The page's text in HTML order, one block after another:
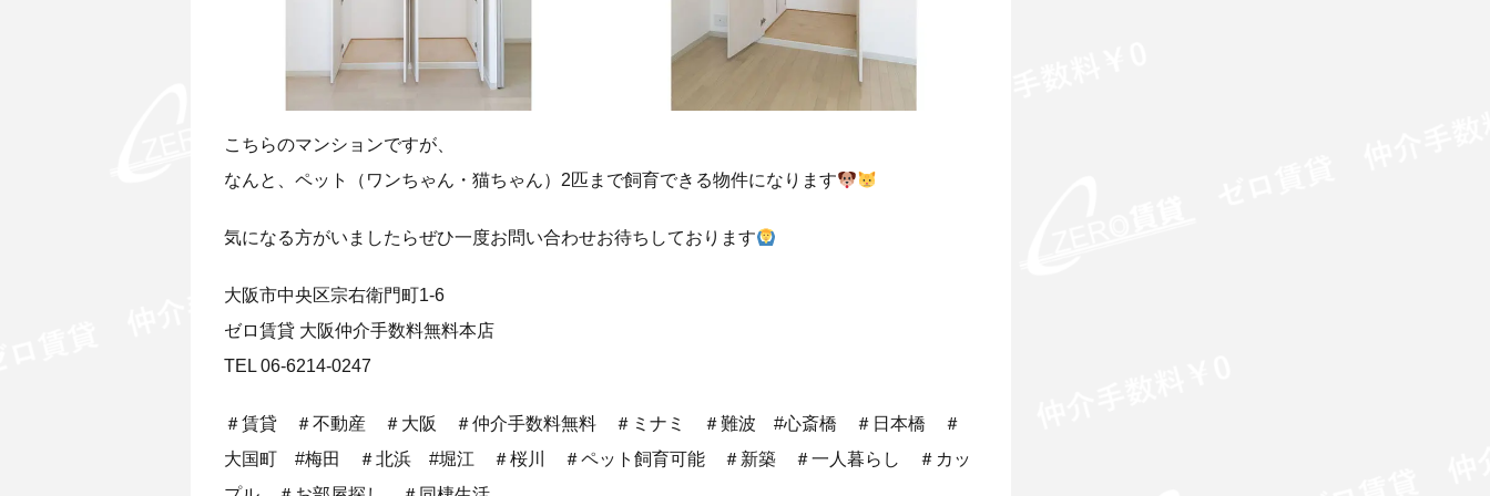
こちらのマンションですが、
なんと、ペット（ワンちゃん・猫ちゃん）2匹まで飼育できる物件になります
気になる方がいましたらぜひ一度お問い合わせお待ちしております
大阪市中央区宗右衛門町1-6
ゼロ賃貸 大阪仲介手数料無料本店
TEL 06-6214-0247
＃賃貸 ＃不動産 ＃大阪 ＃仲介手数料無料 ＃ミナミ ＃難波 #心斎橋 ＃日本橋 ＃
大国町 #梅田 ＃北浜 #堀江 ＃桜川 ＃ペット飼育可能 ＃新築 ＃一人暮らし ＃カッ